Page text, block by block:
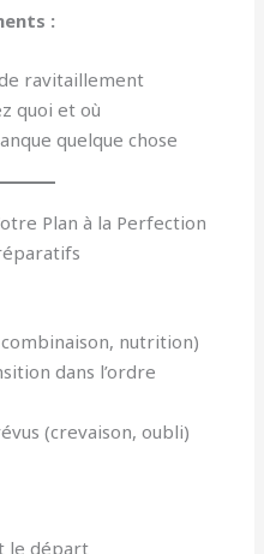
:
ravitaillement
quoi et où
quelque chose
Plan à la Perfection
nutrition)
dans l’ordre
(crevaison, oubli)
le départ